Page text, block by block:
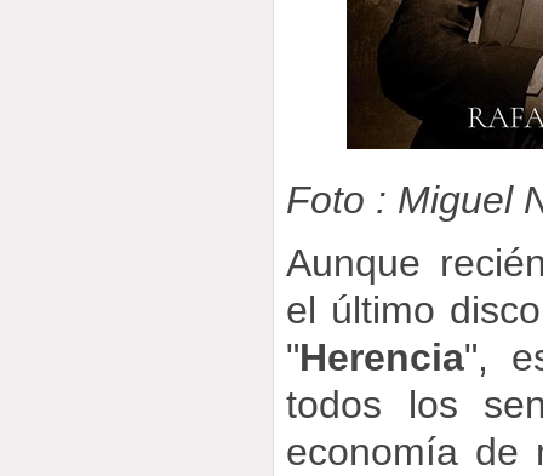
Foto : Miguel
Aunque
el último
"Herencia",
todos los
economía de